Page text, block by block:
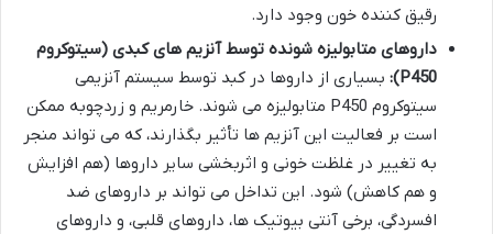
رقیق کننده خون وجود دارد.
داروهای متابولیزه شونده توسط آنزیم های کبدی (سیتوکروم
P450):
بسیاری از داروها در کبد توسط سیستم آنزیمی
سیتوکروم P450 متابولیزه می شوند. خارمریم و زردچوبه ممکن
است بر فعالیت این آنزیم ها تأثیر بگذارند، که می تواند منجر
به تغییر در غلظت خونی و اثربخشی سایر داروها (هم افزایش
و هم کاهش) شود. این تداخل می تواند بر داروهای ضد
افسردگی، برخی آنتی بیوتیک ها، داروهای قلبی، و داروهای